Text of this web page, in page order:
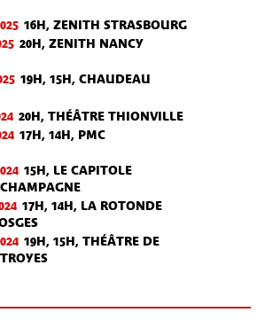
16H, ZENITH STRASBOURG
20H, ZENITH NANCY
19H, 15H, CHAUDEAU
20H, THÉÂTRE THIONVILLE
17H, 14H, PMC
15H, LE CAPITOLE
17H, 14H, LA ROTONDE
19H, 15H, THÉÂTRE DE